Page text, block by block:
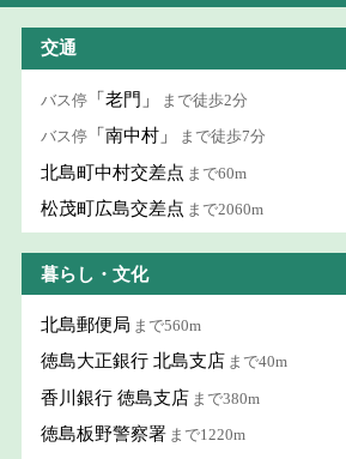
交通
バス停 「老門」 まで徒歩2分
バス停 「南中村」 まで徒歩7分
北島町中村交差点 まで60m
松茂町広島交差点 まで2060m
暮らし・文化
北島郵便局 まで560m
徳島大正銀行 北島支店 まで40m
香川銀行 徳島支店 まで380m
徳島板野警察署 まで1220m